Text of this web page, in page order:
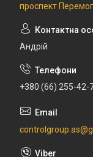
проспект
Андрій
+380 (66) 255-42-